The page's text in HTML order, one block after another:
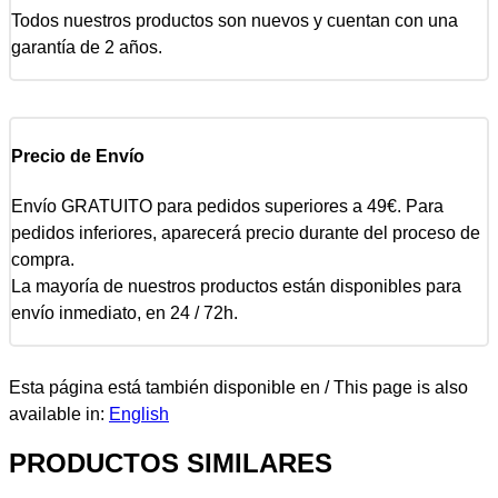
Todos nuestros productos son nuevos y cuentan con una
garantía de 2 años.
Precio de Envío
Envío GRATUITO para pedidos superiores a 49€. Para
pedidos inferiores, aparecerá precio durante del proceso de
compra.
La mayoría de nuestros productos están disponibles para
envío inmediato, en 24 / 72h.
Esta página está también disponible en / This page is also
available in: English
PRODUCTOS SIMILARES